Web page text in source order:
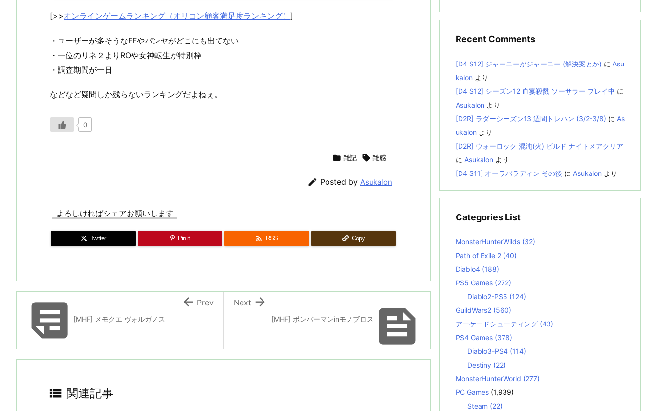
[>>オンラインゲームランキング（オリコン顧客満足度ランキング） ]
・ユーザーが多そうなFFやパンヤがどこにも出てない
・一位のリネ２よりROや女神転生が特別枠
・調査期間が一日
などなど疑問しか残らないランキングだよねぇ。
0
 雑記  雑感
 Posted by Asukalon
よろしければシェアお願いします
Twitter Pin it  RSS Copy

[MHF] ボンバーマンinモノブロス

Next
[MHF] メモクエ ヴォルガノス
 Prev
 関連記事
Recent Comments
[D4 S12] ジャーニーがジャーニー (解決案とか) に Asu
kalon より
[D4 S12] シーズン12 血宴殺戮 ソーサラー プレイ中 に
Asukalon より
[D2R] ラダーシーズン13 週間トレハン (3/2-3/8) に As
ukalon より
[D2R] ウォーロック 混沌(火) ビルド ナイトメアクリア
に Asukalon より
[D4 S11] オーラパラディン その後 に Asukalon より
Categories List
MonsterHunterWilds (32)
Path of Exile 2 (40)
Diablo4 (188)
PS5 Games (272)
Diablo2-PS5 (124)
GuildWars2 (560)
アーケードシューティング (43)
PS4 Games (378)
Diablo3-PS4 (114)
Destiny (22)
MonsterHunterWorld (277)
PC Games (1,939)
Steam (22)